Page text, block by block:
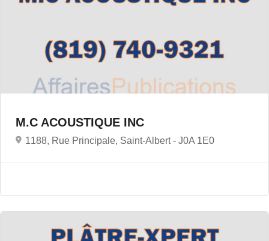
M.C ACOUSTIQUE INC
1188, Rue Principale, Saint-Albert - J0A 1E0